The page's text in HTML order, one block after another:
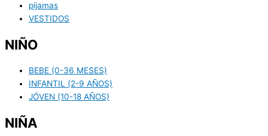
pijamas
VESTIDOS
NIÑO
BEBE (0-36 MESES)
INFANTIL (2-9 AÑOS)
JÓVEN (10-18 AÑOS)
NIÑA